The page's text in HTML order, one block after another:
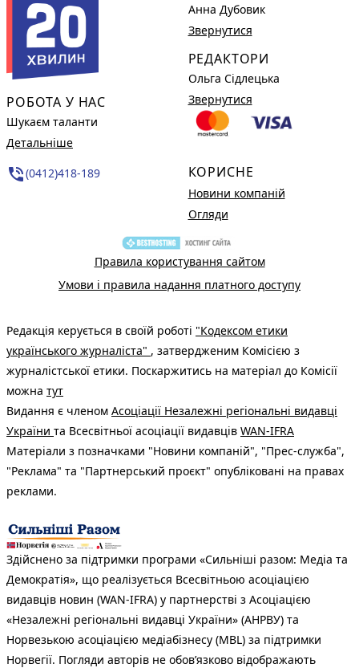
РОБОТА У НАС
Шукаєм таланти
Детальніше
phone_in_talk(0412)418-189
Анна Дубовик
Звернутися
РЕДАКТОРИ
Ольга Сідлецька
Звернутися
КОРИСНЕ
Новини компаній
Огляди
Правила користування сайтом
Умови і правила надання платного доступу
Редакція керується в своїй роботі "Кодексом етики
українського журналіста" , затвердженим Комісією з
журналістської етики. Поскаржитись на матеріал до Комісії
можна тут
Видання є членом Асоціації Незалежні регіональні видавці
України та Всесвітньої асоціації видавців WAN-IFRA
Матеріали з позначками "Новини компаній", "Прес-служба",
"Реклама" та "Партнерський проєкт" опубліковані на правах
реклами.
Здійснено за підтримки програми «Сильніші разом: Медіа та
Демократія», що реалізується Всесвітньою асоціацією
видавців новин (WAN-IFRA) у партнерстві з Асоціацією
«Незалежні регіональні видавці України» (АНРВУ) та
Норвезькою асоціацією медіабізнесу (MBL) за підтримки
Норвегії. Погляди авторів не обов’язково відображають